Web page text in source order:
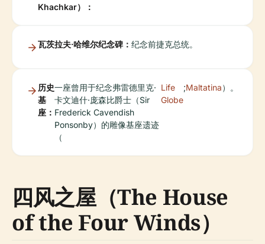
Khachkar）：
瓦茨拉夫·哈维尔纪念碑： 纪念前捷克总统。
历史
基
座：
一座曾用于纪念弗雷德里克·
卡文迪什·庞森比爵士（Sir
Frederick Cavendish
Ponsonby）的雕像基座遗迹
（
Life
Globe
;Maltatina）。
四风之屋（The House
of the Four Winds）